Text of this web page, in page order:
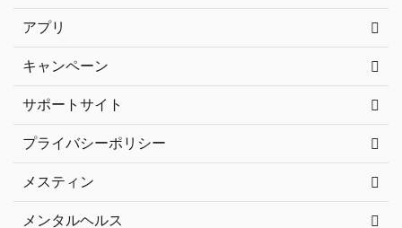
アプリ
キャンペーン
サポートサイト
プライバシーポリシー
メスティン
メンタルヘルス